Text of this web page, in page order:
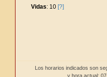
Vidas: 10 [?]
Los horarios indicados son
y hora actual: